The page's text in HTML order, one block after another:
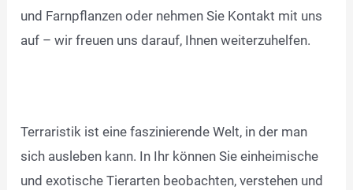
und Farnpflanzen oder nehmen Sie Kontakt mit uns
auf – wir freuen uns darauf, Ihnen weiterzuhelfen.
Terraristik ist eine faszinierende Welt, in der man
sich ausleben kann. In Ihr können Sie einheimische
und exotische Tierarten beobachten, verstehen und